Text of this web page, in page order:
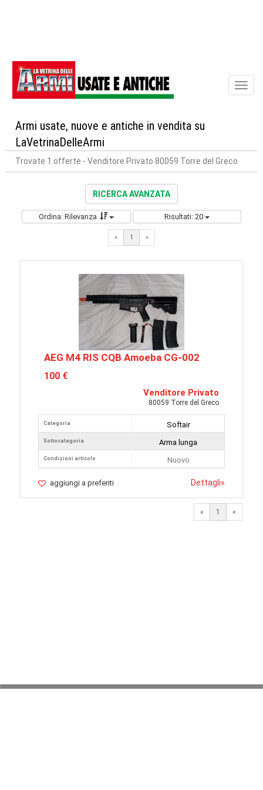
Armi usate, nuove e antiche in vendita su
LaVetrinaDelleArmi
Trovate 1 offerte - Venditore Privato 80059 Torre del Greco
RICERCA AVANZATA
Ordina: Rilevanza Risultati: 20
« 1 «
AEG M4 RIS CQB Amoeba CG-002
100 €
Venditore Privato
80059 Torre del Greco
Categoria
Sottocategoria
Condizioni articolo
Softair
Arma lunga
Nuovo
aggiungi a preferiti Dettagli»
« 1 «